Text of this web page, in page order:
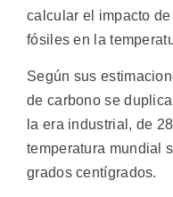
calcular el impacto
fósiles en la
Según sus
de carbono se
la era industrial, de
temperatura mundial
grados centígrados.